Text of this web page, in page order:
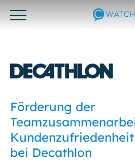
Otwórz/zamknij
Förderung der
bei Decathlon